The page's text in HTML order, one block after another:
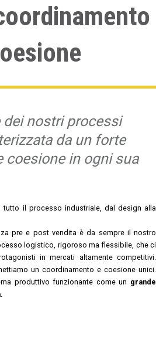
dei nostri processi
da un forte
coesione in ogni sua
il processo industriale, dal design alla
pre e post vendita è da sempre il nostro
logistico, rigoroso ma flessibile, che ci
in mercati altamente competitivi.
un coordinamento e coesione unici.
produttivo funzionante come un grande
.